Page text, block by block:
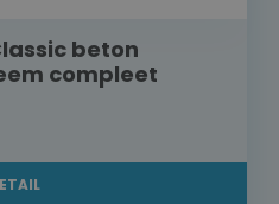
beton
compleet